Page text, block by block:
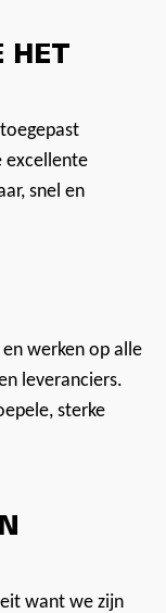
HET
excellente
snel en
werken op alle
leveranciers.
sterke
want we zijn